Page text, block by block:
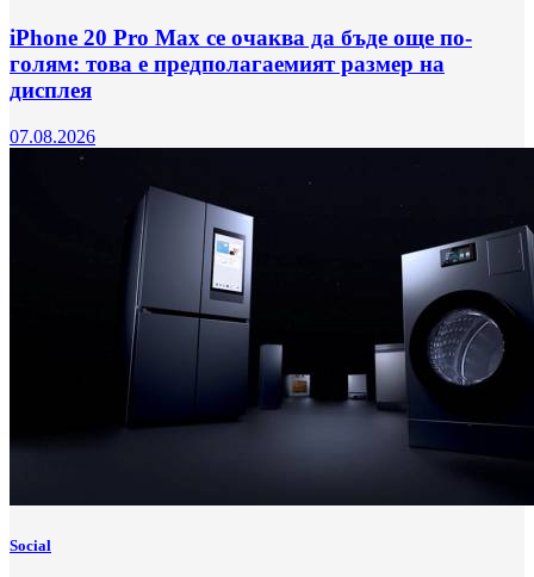
iPhone 20 Pro Max се очаква да бъде още по-
голям: това е предполагаемият размер на
дисплея
07.08.2026
Social